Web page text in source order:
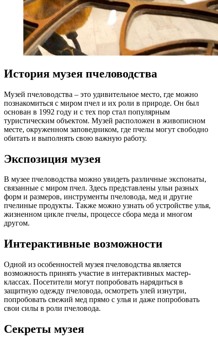
История музея пчеловодства
Музей пчеловодства – это удивительное место, где можно
познакомиться с миром пчел и их роли в природе. Он был
основан в 1992 году и с тех пор стал популярным
туристическим объектом. Музей расположен в живописном
месте, окруженном заповедником, где пчелы могут свободно
обитать и выполнять свою важную работу.
Экспозиция музея
В музее пчеловодства можно увидеть различные экспонаты,
связанные с миром пчел. Здесь представлены ульи разных
форм и размеров, инструменты пчеловода, мед и другие
пчелиные продукты. Также можно узнать об устройстве улья,
жизненном цикле пчелы, процессе сбора меда и многом
другом.
Интерактивные возможности
Одной из особенностей музея пчеловодства является
возможность принять участие в интерактивных мастер-
классах. Посетители могут попробовать нарядиться в
защитную одежду пчеловода, осмотреть улей изнутри,
попробовать свежий мед прямо с улья и даже попробовать
свои силы в роли пчеловода.
Секреты музея